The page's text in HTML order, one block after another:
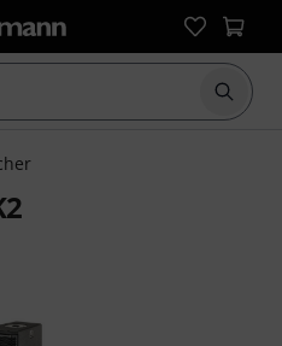
Suche
aus 11 Kundenbewertungen